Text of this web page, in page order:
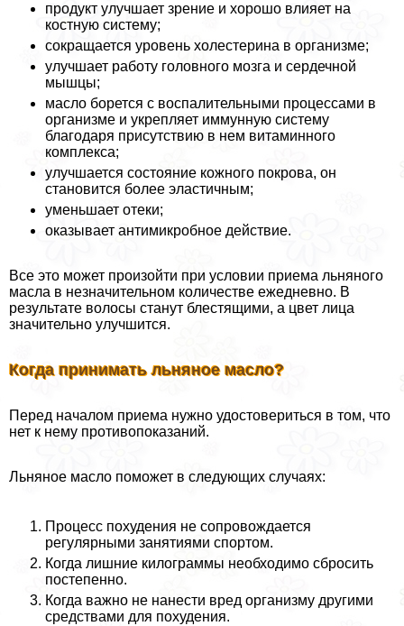
продукт улучшает зрение и хорошо влияет на
костную систему;
сокращается уровень холестерина в организме;
улучшает работу головного мозга и сердечной
мышцы;
масло борется с воспалительными процессами в
организме и укрепляет иммунную систему
благодаря присутствию в нем витаминного
комплекса;
улучшается состояние кожного покрова, он
становится более эластичным;
уменьшает отеки;
оказывает антимикробное действие.
Все это может произойти при условии приема льняного
масла в незначительном количестве ежедневно. В
результате волосы станут блестящими, а цвет лица
значительно улучшится.
Когда принимать льняное масло?
Перед началом приема нужно удостовериться в том, что
нет к нему противопоказаний.
Льняное масло поможет в следующих случаях:
Процесс похудения не сопровождается
регулярными занятиями спортом.
Когда лишние килограммы необходимо сбросить
постепенно.
Когда важно не нанести вред организму другими
средствами для похудения.